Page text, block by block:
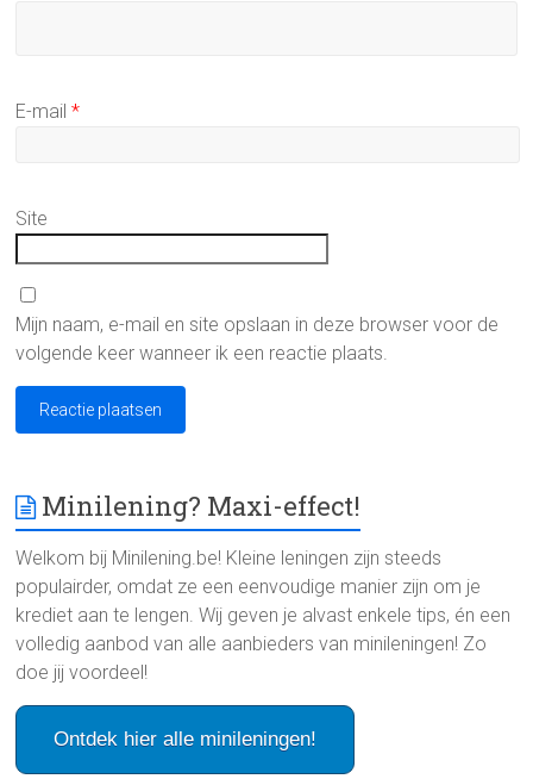
E-mail*
Site
Mijn naam, e-mail en site opslaan in deze browser voor de
volgende keer wanneer ik een reactie plaats.
Minilening? Maxi-effect!
Welkom bij Minilening.be! Kleine leningen zijn steeds
populairder, omdat ze een eenvoudige manier zijn om je
krediet aan te lengen. Wij geven je alvast enkele tips, én een
volledig aanbod van alle aanbieders van minileningen! Zo
doe jij voordeel!
Ontdek hier alle minileningen!